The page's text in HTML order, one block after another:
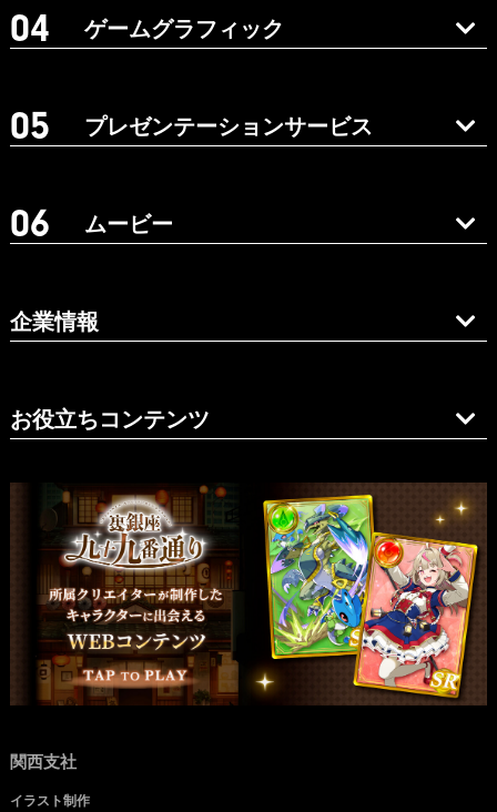
ゲームグラフィック
プレゼンテーションサービス
ムービー
企業情報
お役立ちコンテンツ
関西支社
イラスト制作